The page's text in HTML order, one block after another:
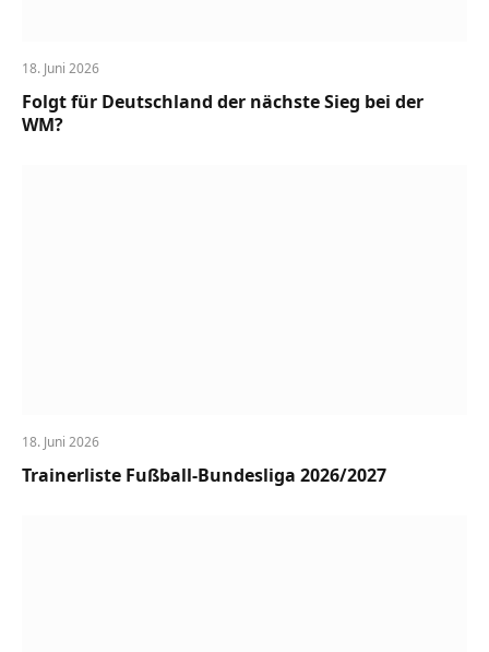
18. Juni 2026
Folgt für Deutschland der nächste Sieg bei der
WM?
18. Juni 2026
Trainerliste Fußball-Bundesliga 2026/2027